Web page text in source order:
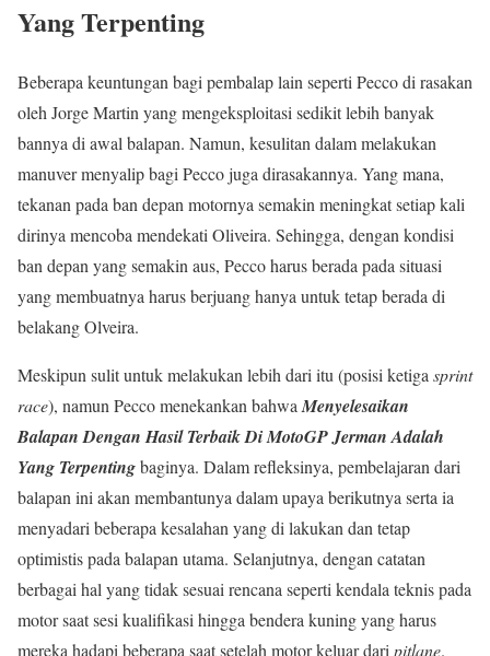
Yang Terpenting
Beberapa keuntungan bagi pembalap lain seperti Pecco di rasakan
oleh Jorge Martin yang mengeksploitasi sedikit lebih banyak
bannya di awal balapan. Namun, kesulitan dalam melakukan
manuver menyalip bagi Pecco juga dirasakannya. Yang mana,
tekanan pada ban depan motornya semakin meningkat setiap kali
dirinya mencoba mendekati Oliveira. Sehingga, dengan kondisi
ban depan yang semakin aus, Pecco harus berada pada situasi
yang membuatnya harus berjuang hanya untuk tetap berada di
belakang Olveira.
Meskipun sulit untuk melakukan lebih dari itu (posisi ketiga sprint
race), namun Pecco menekankan bahwa Menyelesaikan
Balapan Dengan Hasil Terbaik Di MotoGP Jerman Adalah
Yang Terpentingbaginya. Dalam refleksinya, pembelajaran dari
balapan ini akan membantunya dalam upaya berikutnya serta ia
menyadari beberapa kesalahan yang di lakukan dan tetap
optimistis pada balapan utama. Selanjutnya, dengan catatan
berbagai hal yang tidak sesuai rencana seperti kendala teknis pada
motor saat sesi kualifikasi hingga bendera kuning yang harus
mereka hadapi beberapa saat setelah motor keluar dari pitlane.